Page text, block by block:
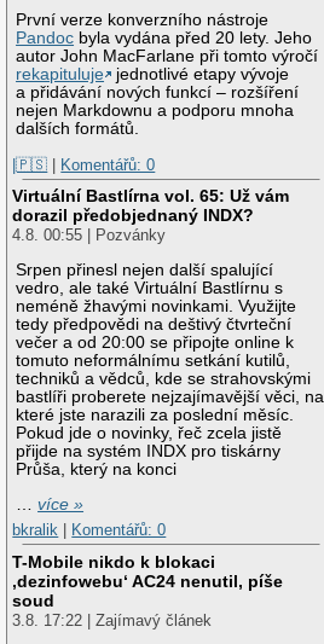
První verze konverzního nástroje
Pandoc byla vydána před 20 lety. Jeho
autor John MacFarlane při tomto výročí
rekapituluje
jednotlivé etapy vývoje
a přidávání nových funkcí – rozšíření
nejen Markdownu a podporu mnoha
dalších formátů.
|🇵🇸 | Komentářů: 0
Virtuální Bastlírna vol. 65: Už vám
dorazil předobjednaný INDX?
4.8. 00:55 | Pozvánky
Srpen přinesl nejen další spalující
vedro, ale také Virtuální Bastlírnu s
neméně žhavými novinkami. Využijte
tedy předpovědi na deštivý čtvrteční
večer a od 20:00 se připojte online k
tomuto neformálnímu setkání kutilů,
techniků a vědců, kde se strahovskými
bastlíři proberete nejzajímavější věci, na
které jste narazili za poslední měsíc.
Pokud jde o novinky, řeč zcela jistě
přijde na systém INDX pro tiskárny
Průša, který na konci
…více »
bkralik
Komentářů: 0
T-Mobile nikdo k blokaci
‚dezinfowebu‘ AC24 nenutil, píše
soud
3.8. 17:22 | Zajímavý článek